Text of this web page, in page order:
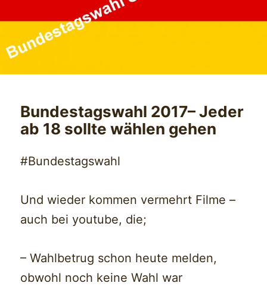
Bundestagswahl 2017– Jeder
ab 18 sollte wählen gehen
#Bundestagswahl
Und wieder kommen vermehrt Filme –
auch bei youtube, die;
– Wahlbetrug schon heute melden,
obwohl noch keine Wahl war